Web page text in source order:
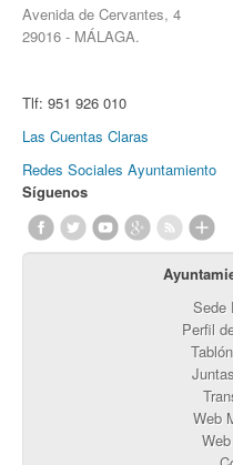
Avenida de Cervantes, 4
29016 - MÁLAGA.
Tlf: 951 926 010
Las Cuentas Claras
Redes Sociales Ayuntamiento
Síguenos
Sede
Perfil
Web